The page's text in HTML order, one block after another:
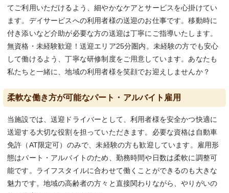
てご利用いただけるよう、細やかなケアとサービスを心掛けてい
ます。デイサービスへの利用者様の送迎のお仕事です。移動時に
付き添いなど介助が必要な方の送迎は丁寧にご指導いたします。
無資格・未経験歓迎！送迎エリア25分圏内。未経験の方でも安心
して働けるよう、丁寧な研修制度をご用意しています。あなたも
私たちと一緒に、地域の利用者様を笑顔でお迎えしませんか？
柔軟な働き方が可能なパート・アルバイト雇用
当施設では、送迎ドライバーとして、利用者様を安全かつ快適に
送迎する大切な役割を担っていただきます。必要な資格は自動車
免許（AT限定可）のみで、未経験の方も歓迎しています。雇用形
態はパート・アルバイトのため、勤務時間や日数は柔軟に調整可
能です。ライフスタイルに合わせて働くことができるのも大きな
魅力です。地域の高齢者の方々と直接関わりながら、やりがいの